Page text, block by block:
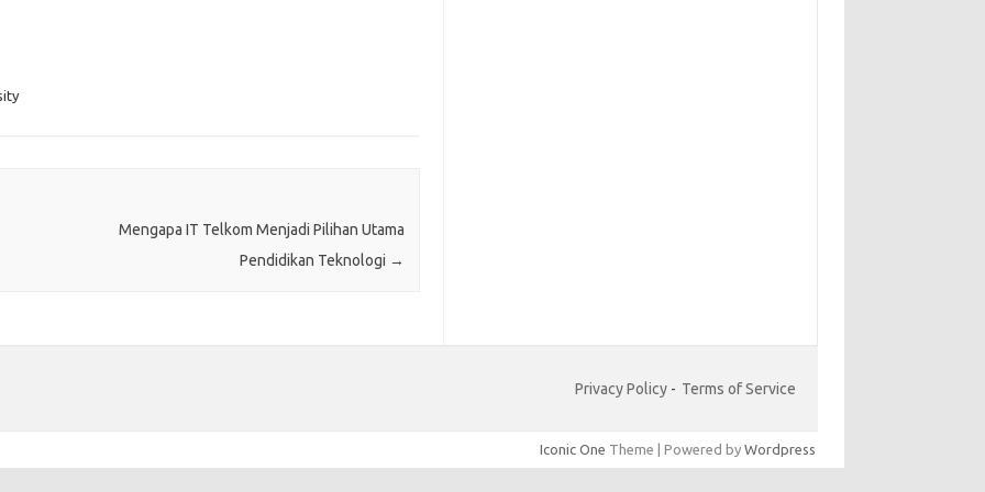
Mengapa IT Telkom Menjadi Pilihan Utama
Pendidikan Teknologi →
Privacy Policy - Terms of Service
Iconic One Theme | Powered by Wordpress